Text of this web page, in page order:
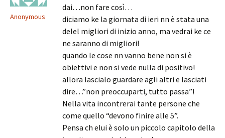
Anonymous
dai…non fare così…
diciamo ke la giornata di ieri nn è stata una
delel migliori di inizio anno, ma vedrai ke ce
ne saranno di migliori!
quando le cose nn vanno bene non si è
obiettivi e non si vede nulla di positivo!
allora lascialo guardare agli altri e lasciati
dire…”non preoccuparti, tutto passa”!
Nella vita incontrerai tante persone che
come quello “devono finire alle 5”.
Pensa ch elui è solo un piccolo capitolo della